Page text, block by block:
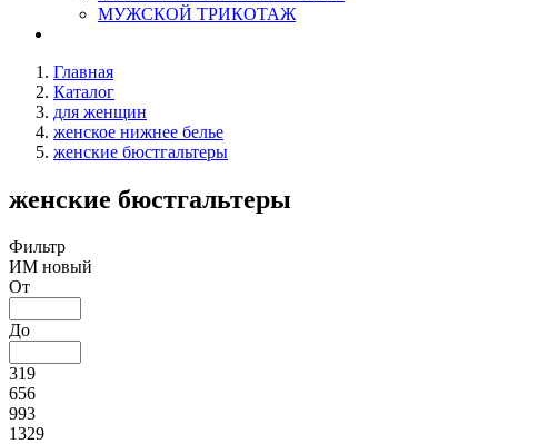
МУЖСКОЙ ТРИКОТАЖ
Главная
Каталог
для женщин
женское нижнее белье
женские бюстгальтеры
женские бюстгальтеры
Фильтр
ИМ новый
От
До
319
656
993
1329